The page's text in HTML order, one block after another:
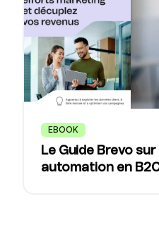
EBOOK
Le Guide Brevo
automation en